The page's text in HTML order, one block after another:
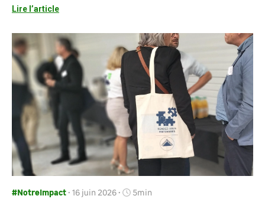
Lire l’article
#NotreImpact 16 juin 2026 5min